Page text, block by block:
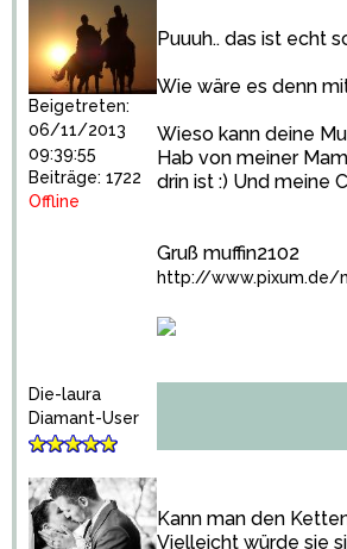
Beigetreten:
06/11/2013
09:39:55
Beiträge: 1722
Offline
Puuuh.. das ist echt
Wie wäre es denn
Wieso kann deine
Hab von meiner
drin ist :) Und meine
Gruß muffin2102
http://
Die-laura
Diamant-User
Kann man den
Vielleicht würde sie